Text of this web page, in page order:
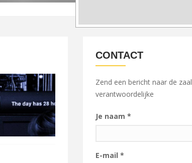
CONTACT
Zend een bericht naar de zaal
verantwoordelijke
Je naam *
E-mail *